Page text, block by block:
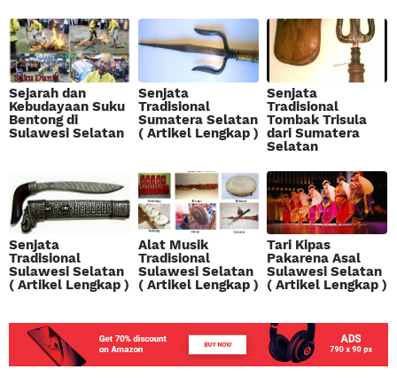
Sejarah dan
Kebudayaan Suku
Bentong di
Sulawesi Selatan
Senjata
Tradisional
Sumatera Selatan
( Artikel Lengkap )
Senjata
Tradisional
Tombak Trisula
dari Sumatera
Selatan
Senjata
Tradisional
Sulawesi Selatan
( Artikel Lengkap )
Alat Musik
Tradisional
Sulawesi Selatan
( Artikel Lengkap )
Tari Kipas
Pakarena Asal
Sulawesi Selatan
( Artikel Lengkap )